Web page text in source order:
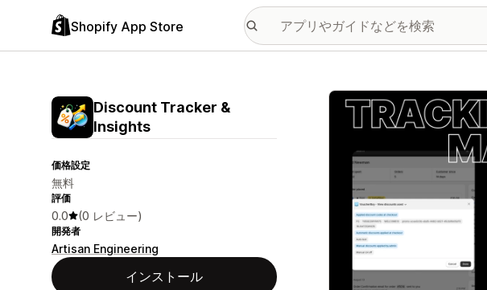
Shopify App Store
Discount Tracker &
Insights
価格設定
無料
評価
0.0 (0 レビュー)
開発者
Artisan Engineering
インストール
特集の画像ギャラリー